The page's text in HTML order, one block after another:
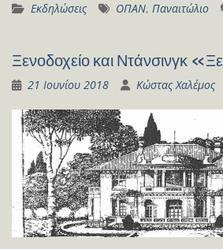
Εκδηλώσεις ΟΠΑΝ, Παναιτώλιο
Ξενοδοχείο και Ντάνσινγκ
21 Ιουνίου 2018 Κώστας Χαλέμος